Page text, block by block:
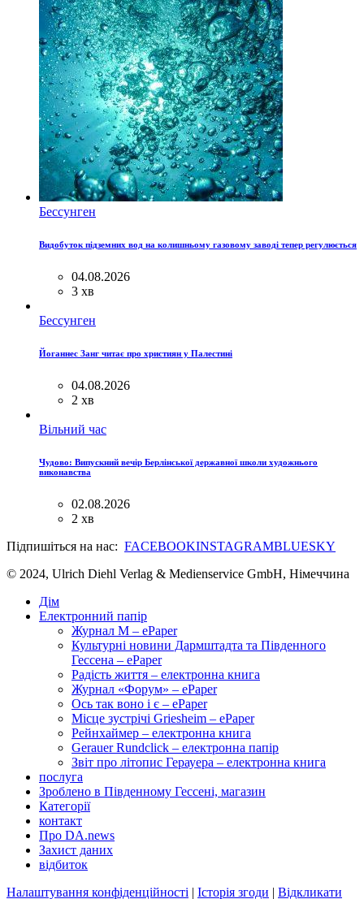
Бессунген
Видобуток підземних вод на колишньому газовому заводі тепер регулюється
04.08.2026
3 хв
Бессунген
Йоганнес Занг читає про християн у Палестині
04.08.2026
2 хв
Вільний час
Чудово: Випускний вечір Берлінської державної школи художнього
виконавства
02.08.2026
2 хв
Підпишіться на нас: FACEBOOKINSTAGRAMBLUESKY
© 2024, Ulrich Diehl Verlag & Medienservice GmbH, Німеччина
Дім
Електронний папір
Журнал M – ePaper
Культурні новини Дармштадта та Південного
Гессена – ePaper
Радість життя – електронна книга
Журнал «Форум» – ePaper
Ось так воно і є – ePaper
Місце зустрічі Griesheim – ePaper
Рейнхаймер – електронна книга
Gerauer Rundclick – електронна папір
Звіт про літопис Герауера – електронна книга
послуга
Зроблено в Південному Гессені, магазин
Категорії
контакт
Про DA.news
Захист даних
відбиток
Налаштування конфіденційності | Історія згоди | Відкликати